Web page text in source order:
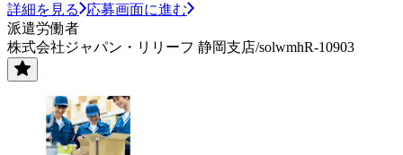
詳細を見る
応募画面に進む
派遣労働者
株式会社ジャパン・リリーフ 静岡支店/solwmhR-10903